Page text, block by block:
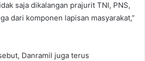
saja dikalangan prajurit TNI, PNS,
dari komponen lapisan masyarakat,”
Danramil juga terus